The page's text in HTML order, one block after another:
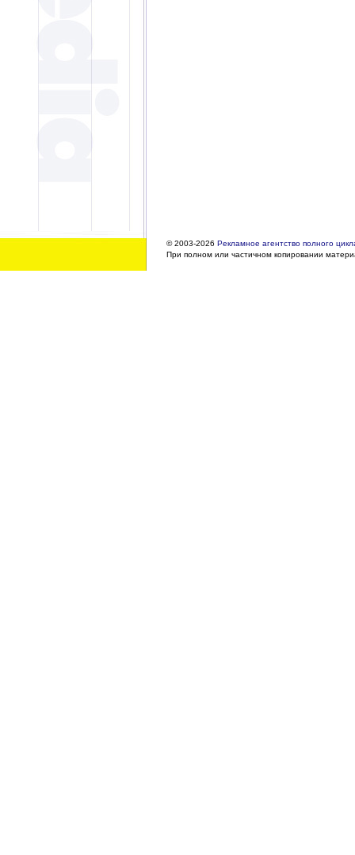
© 2003-2026 Рекламное агентство полного
При полном или частичном копировании